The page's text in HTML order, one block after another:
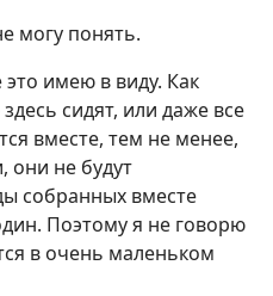
могу понять.
это имею в виду. Как
сидят, или даже все
вместе, тем не менее,
они не будут
собранных вместе
Поэтому я не говорю
в очень маленьком